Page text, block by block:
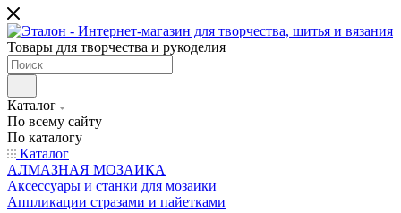
Товары для творчества и рукоделия
Каталог
По всему сайту
По каталогу
Каталог
АЛМАЗНАЯ МОЗАИКА
Аксессуары и станки для мозаики
Аппликации стразами и пайетками